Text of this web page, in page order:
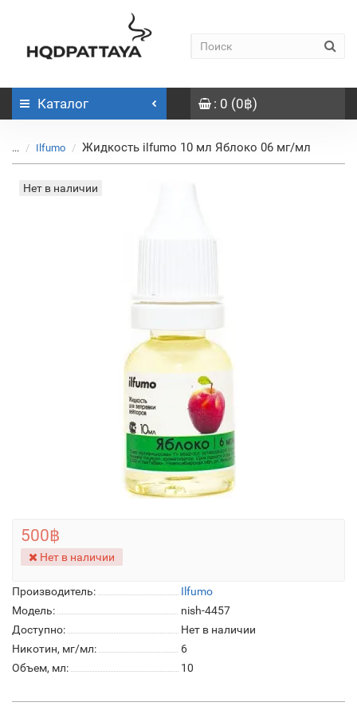
Каталог : 0 (0฿)
... Ilfumo Жидкость ilfumo 10 мл Яблоко 06 мг/мл
Нет в наличии
Производитель:
Ilfumo
Модель:
nish-4457
Доступно:
Нет в наличии
Никотин, мг/мл:
6
Объем, мл:
10
500฿
Нет в наличии